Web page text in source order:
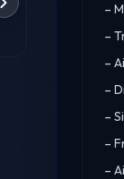
–
–
–
–
–
–
–